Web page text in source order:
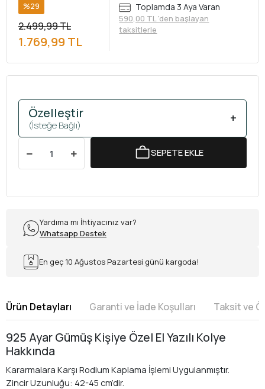
%29
2.499,99 TL
1.769,99 TL
Toplamda 3 Aya Varan
590,00 TL 'den başlayan
taksitlerle
Özelleştir
(İsteğe Bağlı) +
SEPETE EKLE
Yardıma mı İhtiyacınız var?
Whatsapp Destek
En geç 10 Ağustos Pazartesi günü kargoda!
Ürün Detayları Garanti ve İade Koşulları Taksit ve
925 Ayar Gümüş Kişiye Özel El Yazılı Kolye
Hakkında
Kararmalara Karşı Rodium Kaplama İşlemi Uygulanmıştır.
Zincir Uzunluğu: 42-45 cm’dir.